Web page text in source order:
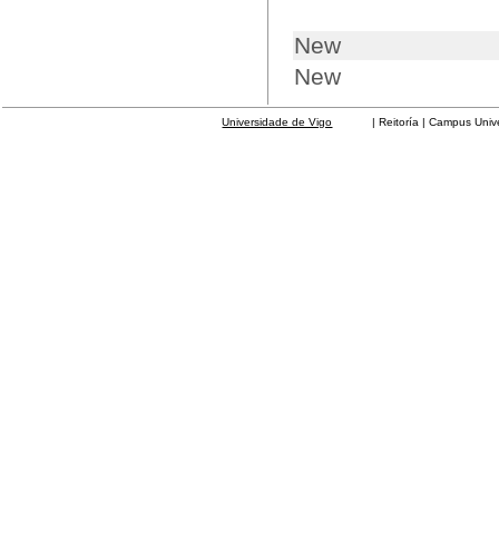
New
New
Universidade de Vigo | Reitoría | Campus